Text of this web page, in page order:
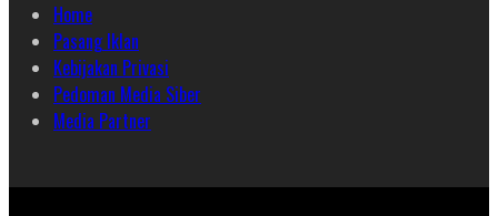
Home
Pasang Iklan
Kebijakan Privasi
Pedoman Media Siber
Media Partner